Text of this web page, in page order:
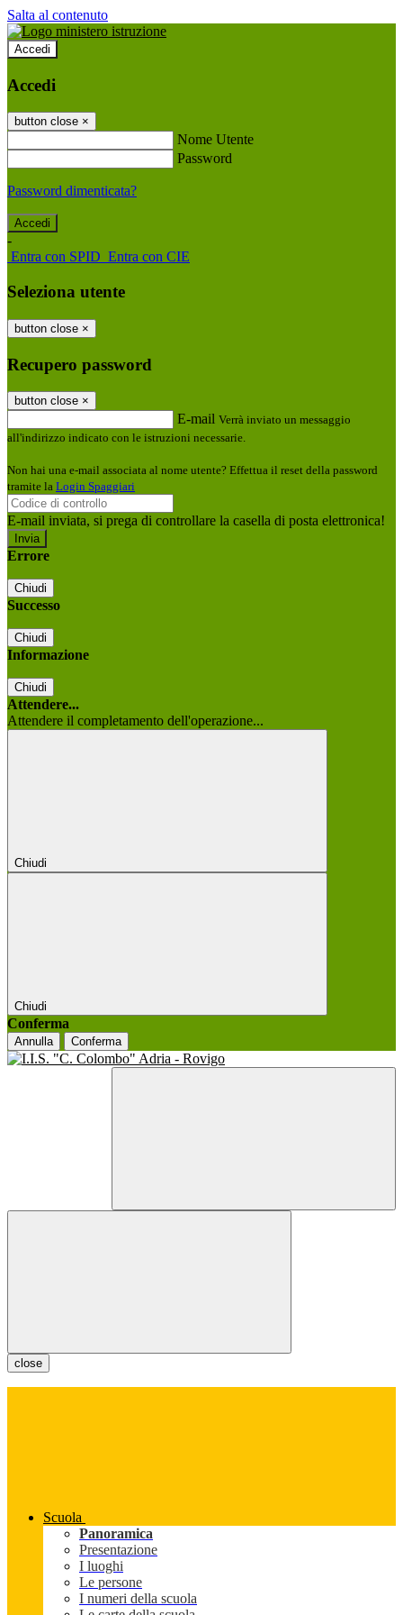
Salta al contenuto
Accedi
Accedi
button close ×
Nome Utente
Password
Password dimenticata?
-
Entra con SPID Entra con CIE
Seleziona utente
button close ×
Recupero password
button close ×
E-mail Verrà inviato un messaggio
all'indirizzo indicato con le istruzioni necessarie.
Non hai una e-mail associata al nome utente? Effettua il reset della password
tramite la Login Spaggiari
E-mail inviata, si prega di controllare la casella di posta elettronica!
Errore
Chiudi
Successo
Chiudi
Informazione
Chiudi
Attendere...
Attendere il completamento dell'operazione...
Chiudi
Chiudi
Conferma
Annulla Conferma
close
Scuola
Panoramica
Presentazione
I luoghi
Le persone
I numeri della scuola